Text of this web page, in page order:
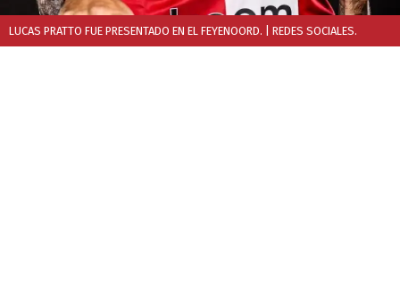
LUCAS PRATTO FUE PRESENTADO EN EL FEYENOORD. | REDES SOCIALES.